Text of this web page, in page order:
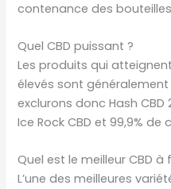
contenance des
Quel CBD puissant ?
Les produits qui
élevés sont
exclurons donc Hash CBD
Ice Rock CBD et 99,9% de
Quel est le meilleur CBD à
L’une des meilleures